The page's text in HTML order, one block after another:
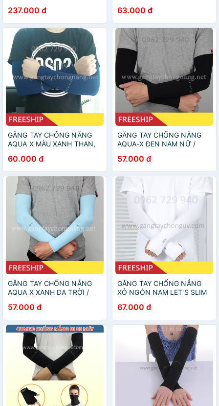
đeo mát thoải mái
237.000 đ
DÃN, VẢI DÀY DẶN THOÁNG
KHÍ
63.000 đ
GĂNG TAY CHỐNG NẮNG
AQUA X MÀU XANH THAN,
DẶN, CO DÃN THOÁNG
MÁT, DÙNG CHO NAM VÀ
NỮ
60.000 đ
GĂNG TAY CHỐNG NẮNG
AQUA-X ĐEN NAM NỮ /
CHỐNG TIA UV 95%, CO
DÃN THOÁNG MÁT, HÀNG
LOẠI 1 GSUN HN
57.000 đ
GĂNG TAY CHỐNG NẮNG
AQUA X XANH DA TRỜI /
DÃN THOÁNG MÁT
57.000 đ
GĂNG TAY CHỐNG NẮNG
XỎ NGÓN NAM LET'S SLIM
HÀNG ĐẸP, VẢI DÀY DẶN,
CO DÃN 4 CHIỀU THOÁNG
MÁT, BÓ SÁT
67.000 đ